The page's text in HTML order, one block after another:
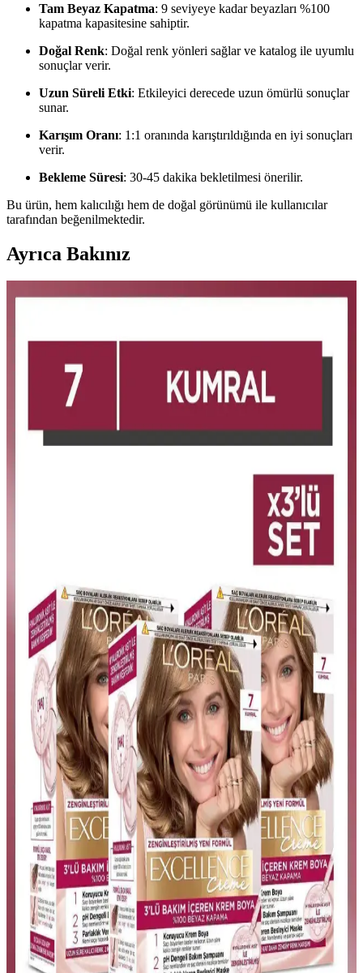
Tam Beyaz Kapatma: 9 seviyeye kadar beyazları %100
kapatma kapasitesine sahiptir.
Doğal Renk: Doğal renk yönleri sağlar ve katalog ile uyumlu
sonuçlar verir.
Uzun Süreli Etki: Etkileyici derecede uzun ömürlü sonuçlar
sunar.
Karışım Oranı: 1:1 oranında karıştırıldığında en iyi sonuçları
verir.
Bekleme Süresi: 30-45 dakika bekletilmesi önerilir.
Bu ürün, hem kalıcılığı hem de doğal görünümü ile kullanıcılar
tarafından beğenilmektedir.
Ayrıca Bakınız
Doğal ve sağlıklı içeriklerle formüle edilen Natural Colors 3N koyu
kahve organik saç boyası, amonyaksız yapısı ve kolay
uygulamasıyla uzun süre kalıcı ve parlak sonuçlar sunar.
Boyası İncelemesi ve Kullanıcı Deneyimleri
görünüm ve parlaklık sağlar. Hafif kimyasal kokusu ve kolay
uygulamasıyla dikkat çeker, ancak renk tonu ve dayanıklılık
L'Oréal Professionnel İnoa Amonyaksız Saç Boyası
No:7 Fundamental 60Ml – Sağlıklı ve Kalıcı Renkler
İnoa amonyaksız saç boyası, doğal yapıya zarar vermeden parlak,
uzun süre kalıcı renkler sunar. Beyaz kapama ve bakım özellikleriyle
sağlıklı saçlar sağlar, profesyonel kullanım için ideal.
Vital Colors Koyu Fındık Kabuğu 7-65 Saç Boyama
Ürünü ve Özellikleri
Vital Colors Koyu Fındık Kabuğu 7-65, yüksek performanslı, uzun
süre kalıcı ve bakım sağlayan yoğun pigmentli saç boyasıdır.
Beyazları kapatır, doğal görünüm ve parlaklık sunar.
Nevacolor Nevaton Set Boya 7.0: Kalıcı ve Doğal
Saç Renkleri İçin Güvenilir Çözüm
Nevacolor Nevaton Set Boya 7.0, kalıcı ve doğal görünümlü renkler
sunar. Nem kazandıran formülü ve bakım maskesiyle saçlarınız
sağlıklı ve parlak kalır, beyazları etkili şekilde kapatır.
Natura Balance Çok Açık Kumral 9 Saç Boyası:
Doğal ve Kalıcı Renk Sağlayan Ürün
Natura Balance Kumral 9, amonyaksız, doğal içerikli ve kalıcı saç
boyasıdır. Beyazları mükemmel kapatır, sağlıklı ve parlak saçlar
sağlar, uzun süre kalıcılık sunar ve kolay uygulama imkanı tanır.